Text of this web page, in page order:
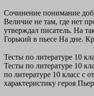
Сочинение понимание
Величие не там, где нет
утверждал писатель. На
Горький в пьесе На дне.
Тесты по литературе 10
Тесты по литературе 10
по литературе 10 класс с
характеристику героя